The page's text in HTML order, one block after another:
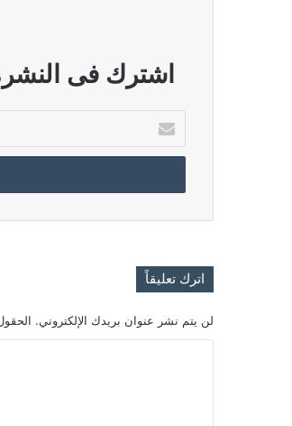
اشترك فى
بريدك
الإلكتروني
اترك تعليقاً
لن يتم نشر عنوان بريدك الإلكتروني.